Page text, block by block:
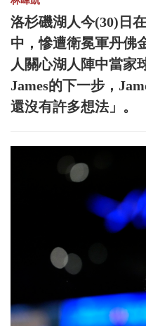
洛杉磯湖人今(30)日
中，慘遭衛冕軍丹佛
人關心湖人陣中當家
James的下一步，
還沒有許多想法」。